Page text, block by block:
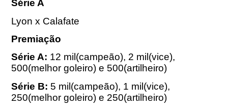
Série A
Lyon x Calafate
Premiação
Série A: 12 mil(campeão), 2 mil(vice),
500(melhor goleiro) e 500(artilheiro)
Série B: 5 mil(campeão), 1 mil(vice),
250(melhor goleiro) e 250(artilheiro)